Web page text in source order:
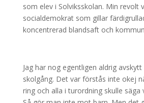
som elev i Solviksskolan. Min revolt
socialdemokrat som gillar
koncentrerad blandsaft och
Jag har nog egentligen aldrig
skolgång. Det var förstås inte okej
ring och alla i turordning skulle säga